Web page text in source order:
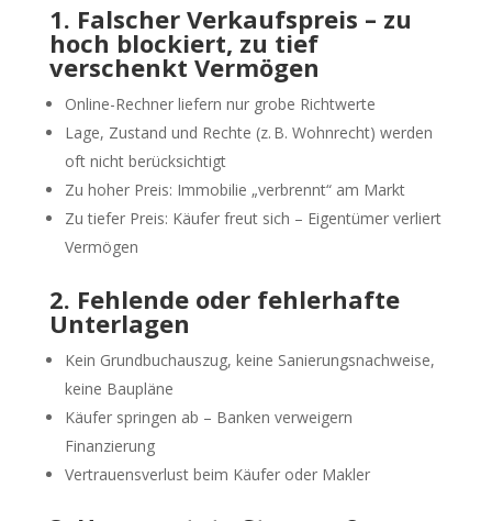
1. Falscher Verkaufspreis – zu
hoch blockiert, zu tief
verschenkt Vermögen
Online-Rechner liefern nur grobe Richtwerte
Lage, Zustand und Rechte (z. B. Wohnrecht) werden
oft nicht berücksichtigt
Zu hoher Preis: Immobilie „verbrennt“ am Markt
Zu tiefer Preis: Käufer freut sich – Eigentümer verliert
Vermögen
2. Fehlende oder fehlerhafte
Unterlagen
Kein Grundbuchauszug, keine Sanierungsnachweise,
keine Baupläne
Käufer springen ab – Banken verweigern
Finanzierung
Vertrauensverlust beim Käufer oder Makler